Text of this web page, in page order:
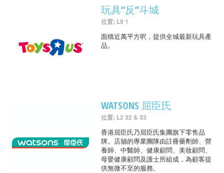
玩具“反”斗城
位置: L9 1
面積近萬平方呎，提供全城最新玩具產
品。
WATSONS 屈臣氏
位置: L2 32 & 33
香港屈臣氏乃屈臣氏集團旗下零售品
牌。店舖的專業團隊由註冊藥劑師、營
養師、中醫師、健康顧問、美妝顧問、
母嬰健康顧問及護士所組成，為顧客提
供無微不至的服務。